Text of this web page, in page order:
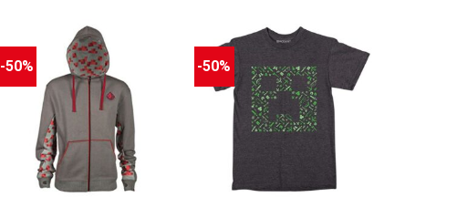
-50% -50%